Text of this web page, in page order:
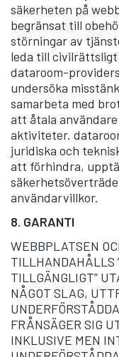
säkerheten på
begränsat till
störningar av
leda till
dataroom-
undersöka
samarbeta med
att åtala
aktiviteter.
juridiska och
att förhindra,
användarvillkor.
8. GARANTI
WEBBPLATSEN
TILLHANDAHÅLLS
TILLGÄNGLIGT”
NÅGOT SLAG,
FRÅNSÄGER SIG
INKLUSIVE MEN